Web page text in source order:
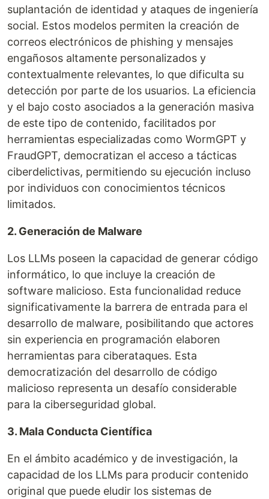
suplantación de identidad y ataques de ingeniería
social. Estos modelos permiten la creación de
correos electrónicos de phishing y mensajes
engañosos altamente personalizados y
contextualmente relevantes, lo que dificulta su
detección por parte de los usuarios. La eficiencia
y el bajo costo asociados a la generación masiva
de este tipo de contenido, facilitados por
herramientas especializadas como WormGPT y
FraudGPT, democratizan el acceso a tácticas
ciberdelictivas, permitiendo su ejecución incluso
por individuos con conocimientos técnicos
limitados.
2. Generación de Malware
Los LLMs poseen la capacidad de generar código
informático, lo que incluye la creación de
software malicioso. Esta funcionalidad reduce
significativamente la barrera de entrada para el
desarrollo de malware, posibilitando que actores
sin experiencia en programación elaboren
herramientas para ciberataques. Esta
democratización del desarrollo de código
malicioso representa un desafío considerable
para la ciberseguridad global.
3. Mala Conducta Científica
En el ámbito académico y de investigación, la
capacidad de los LLMs para producir contenido
original que puede eludir los sistemas de